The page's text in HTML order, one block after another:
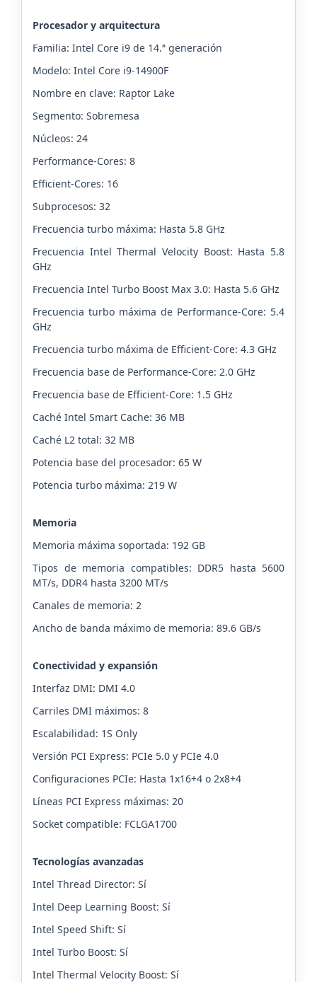
Procesador y arquitectura
Familia: Intel Core i9 de 14.ª generación
Modelo: Intel Core i9-14900F
Nombre en clave: Raptor Lake
Segmento: Sobremesa
Núcleos: 24
Performance-Cores: 8
Efficient-Cores: 16
Subprocesos: 32
Frecuencia turbo máxima: Hasta 5.8 GHz
Frecuencia Intel Thermal Velocity Boost: Hasta 5.8
GHz
Frecuencia Intel Turbo Boost Max 3.0: Hasta 5.6 GHz
Frecuencia turbo máxima de Performance-Core: 5.4
GHz
Frecuencia turbo máxima de Efficient-Core: 4.3 GHz
Frecuencia base de Performance-Core: 2.0 GHz
Frecuencia base de Efficient-Core: 1.5 GHz
Caché Intel Smart Cache: 36 MB
Caché L2 total: 32 MB
Potencia base del procesador: 65 W
Potencia turbo máxima: 219 W
Memoria
Memoria máxima soportada: 192 GB
Tipos de memoria compatibles: DDR5 hasta 5600
MT/s, DDR4 hasta 3200 MT/s
Canales de memoria: 2
Ancho de banda máximo de memoria: 89.6 GB/s
Conectividad y expansión
Interfaz DMI: DMI 4.0
Carriles DMI máximos: 8
Escalabilidad: 1S Only
Versión PCI Express: PCIe 5.0 y PCIe 4.0
Configuraciones PCIe: Hasta 1x16+4 o 2x8+4
Líneas PCI Express máximas: 20
Socket compatible: FCLGA1700
Tecnologías avanzadas
Intel Thread Director: Sí
Intel Deep Learning Boost: Sí
Intel Speed Shift: Sí
Intel Turbo Boost: Sí
Intel Thermal Velocity Boost: Sí